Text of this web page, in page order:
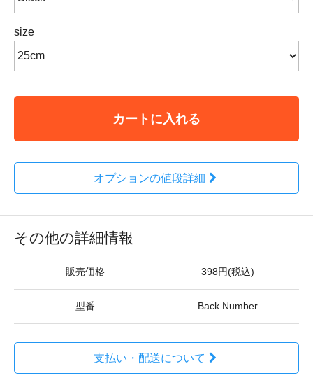
size
カートに入れる
オプションの値段詳細
その他の詳細情報
販売価格 398円(税込)
型番 Back Number
支払い・配送について